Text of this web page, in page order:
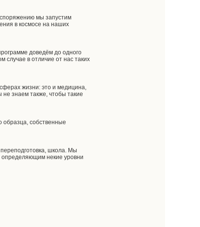
мы запустим
в космосе на наших
доведём до одного
случае в отличие от нас таких
жизни: это и медицина,
не знаем также, чтобы такие
образца, собственные
школа. Мы
определяющим некие уровни